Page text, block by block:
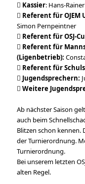
 Kassier: Hans-
 Referent für OJEM
Simon Pernpeintner
 Referent für OSJ-
 Referent für
(Ligenbetrieb):
 Referent für
 Jugendsprechern:
Weitere
Ab nächster Saison
auch beim
Blitzen schon kennen.
der Turnierordnung.
Turnierordnung.
Bei unserem letzten
alten Regel.